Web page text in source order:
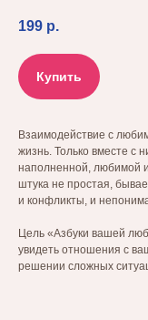
199 р.
Купить
Взаимодействие с
жизнь. Только вместе с
наполненной, любимой
штука не простая,
и конфликты, и
Цель «Азбуки вашей
увидеть отношения с
решении сложных